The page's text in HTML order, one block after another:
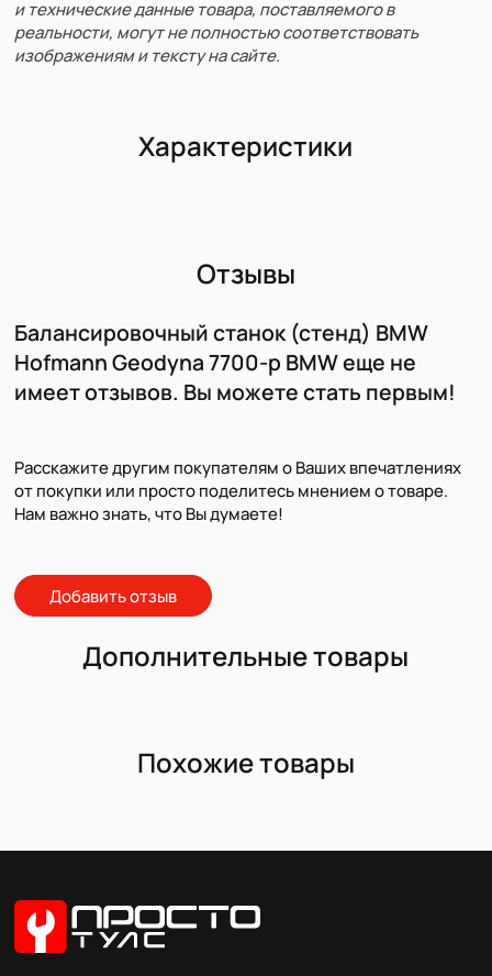
и технические данные товара, поставляемого в
реальности, могут не полностью соответствовать
изображениям и тексту на сайте.
Характеристики
Отзывы
Балансировочный станок (стенд) BMW
Hofmann Geodyna 7700-p BMW еще не
имеет отзывов. Вы можете стать первым!
Расскажите другим покупателям о Ваших впечатлениях
от покупки или просто поделитесь мнением о товаре.
Нам важно знать, что Вы думаете!
Добавить отзыв
Дополнительные товары
Похожие товары